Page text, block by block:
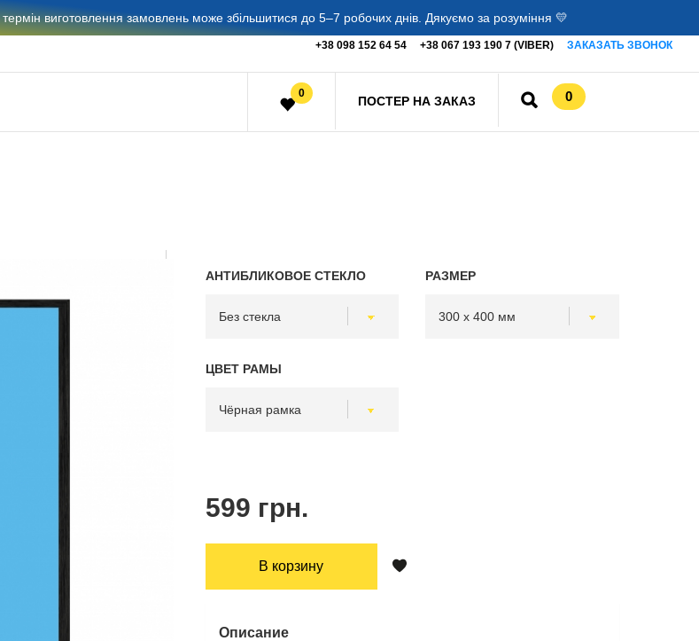
виготовлення замовлень може збільшитися до 5–7 робочих днів. Дякуємо за розуміння 💛
+38 098 152 64 54 +38 067 193 190 7 (VIBER) ЗАКАЗАТЬ ЗВОНОК
0
ПОСТЕР НА ЗАКАЗ 0
АНТИБЛИКОВОЕ СТЕКЛО РАЗМЕР
ЦВЕТ РАМЫ
599 грн.
В корзину
Описание